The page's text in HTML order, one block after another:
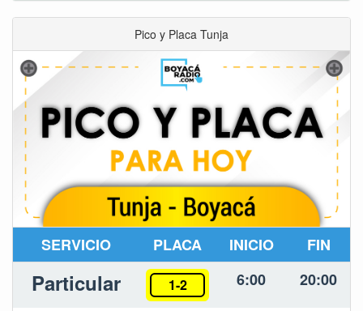
Pico y Placa Tunja
SERVICIO PLACA INICIO FIN
Particular 1-2 6:00 20:00